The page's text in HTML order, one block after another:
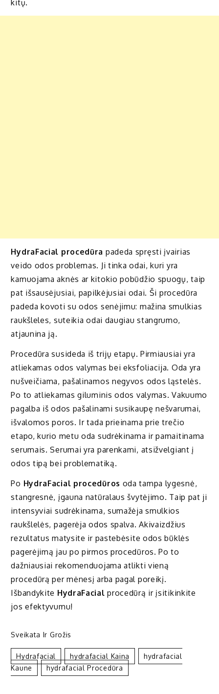
kitų.
HydraFacial procedūra padeda spręsti įvairias
veido odos problemas. Ji tinka odai, kuri yra
kamuojama aknės ar kitokio pobūdžio spuogų, taip
pat išsausėjusiai, papilkėjusiai odai. Ši procedūra
padeda kovoti su odos senėjimu: mažina smulkias
raukšleles, suteikia odai daugiau stangrumo,
atjaunina ją.
Procedūra susideda iš trijų etapų. Pirmiausiai yra
atliekamas odos valymas bei eksfoliacija. Oda yra
nušveičiama, pašalinamos negyvos odos ląstelės.
Po to atliekamas giluminis odos valymas. Vakuumo
pagalba iš odos pašalinami susikaupę nešvarumai,
išvalomos poros. Ir tada prieinama prie trečio
etapo, kurio metu oda sudrėkinama ir pamaitinama
serumais. Serumai yra parenkami, atsižvelgiant į
odos tipą bei problematiką.
Po HydraFacial procedūros oda tampa lygesnė,
stangresnė, įgauna natūralaus švytėjimo. Taip pat ji
intensyviai sudrėkinama, sumažėja smulkios
raukšlelės, pagerėja odos spalva. Akivaizdžius
rezultatus matysite ir pastebėsite odos būklės
pagerėjimą jau po pirmos procedūros. Po to
dažniausiai rekomenduojama atlikti vieną
procedūrą per mėnesį arba pagal poreikį.
Išbandykite HydraFacial procedūrą ir įsitikinkite
jos efektyvumu!
Sveikata Ir Grožis
Hydrafacial Hydrafacial Kaina
Hydrafacial
Kaune
Hydrafacial Procedūra